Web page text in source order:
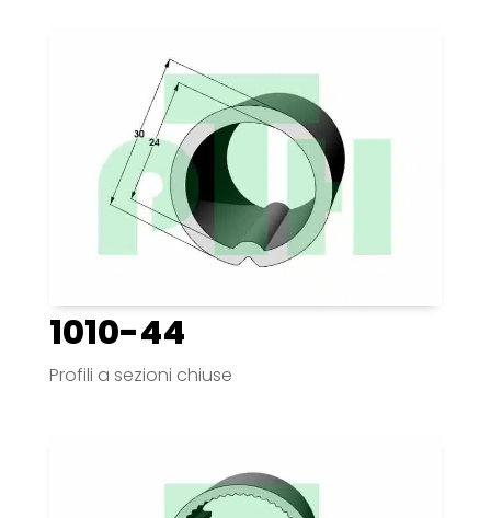
1010-44
Profili a sezioni chiuse